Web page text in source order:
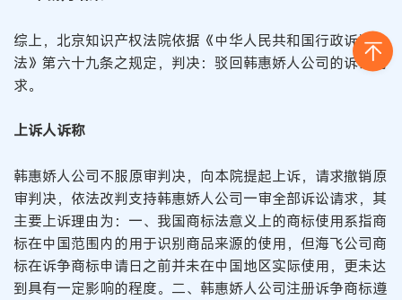
综上，北京知识产权法院依据《中华人民共和国行政诉讼
法》第六十九条之规定，判决：驳回韩惠娇人公司的诉讼请
求。
上诉人诉称
韩惠娇人公司不服原审判决，向本院提起上诉，请求撤销原
审判决，依法改判支持韩惠娇人公司一审全部诉讼请求，其
主要上诉理由为：一、我国商标法意义上的商标使用系指商
标在中国范围内的用于识别商品来源的使用，但海飞公司商
标在诉争商标申请日之前并未在中国地区实际使用，更未达
到具有一定影响的程度。二、韩惠娇人公司注册诉争商标遵